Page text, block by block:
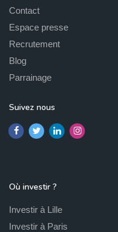
Contact
Espace presse
Recrutement
Blog
Parrainage
Suivez nous
Où investir ?
Investir à Lille
Investir à Paris